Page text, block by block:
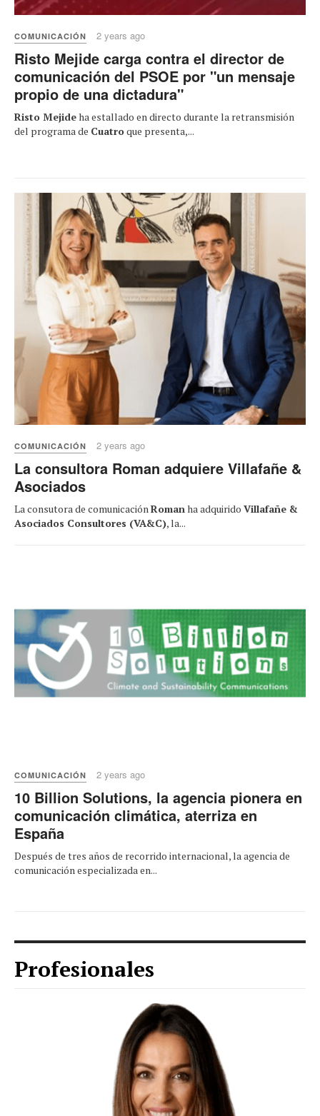
COMUNICACIÓN 2 years ago
Risto Mejide carga contra el director de
comunicación del PSOE por "un mensaje
propio de una dictadura"
Risto Mejideha estallado en directo durante la retransmisión
del programa de Cuatroque presenta,...
COMUNICACIÓN 2 years ago
La consultora Roman adquiere Villafañe &
Asociados
La consutora de comunicaciónRomanha adquirido Villafañe &
Asociados Consultores (VA&C), la...
COMUNICACIÓN 2 years ago
10 Billion Solutions, la agencia pionera en
comunicación climática, aterriza en
España
Después de tres años de recorrido internacional, la agencia de
comunicación especializada en...
Profesionales